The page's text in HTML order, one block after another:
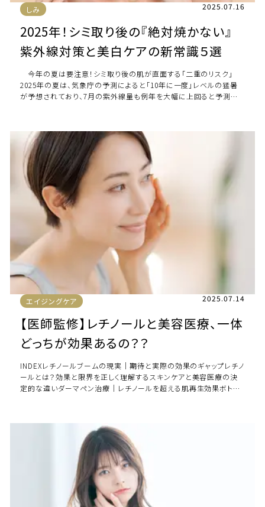
しみ 2025.07.16
2025年！シミ取り後の『絶対焼かない』
紫外線対策と美白ケアの新常識５選
今年の夏は要注意！シミ取り後の肌が直面する「二重のリスク」
2025年の夏は、気象庁の予測によると「10年に一度」レベルの猛暑
が予想されており、7月の紫外線量も例年を大幅に上回ると予測さ
エイジングケア 2025.07.14
【医師監修】レチノールと美容医療、一体
どっちが効果あるの？？
INDEXレチノールブームの現実｜期待と実際の効果のギャップレチノ
ールとは？効果と限界を正しく理解するスキンケアと美容医療の決
定的な違いダーマペン治療｜レチノールを超える肌再生効果ボトッ